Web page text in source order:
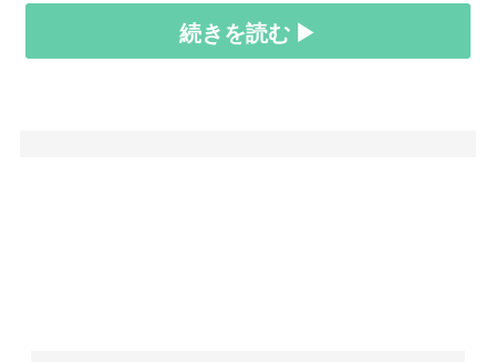
続きを読む ▶